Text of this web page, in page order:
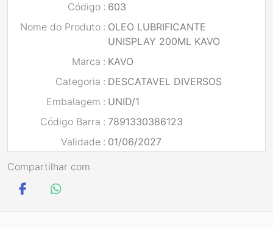
Código : 603
Nome do Produto : OLEO LUBRIFICANTE
UNISPLAY 200ML KAVO
Marca : KAVO
Categoria : DESCATAVEL DIVERSOS
Embalagem : UNID/1
Código Barra : 7891330386123
Validade : 01/06/2027
Compartilhar com